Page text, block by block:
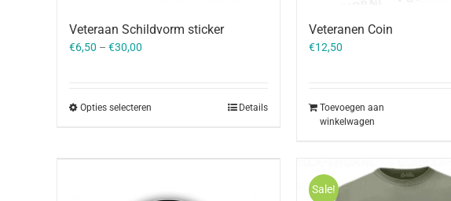
Veteraan Schildvorm sticker
€6,50 – €30,00
Opties selecteren Details
Veteranen Coin
€12,50
Toevoegen aan
winkelwagen
Sale!